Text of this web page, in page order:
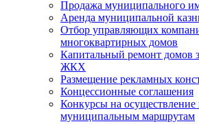
Продажа муниципального
Аренда муниципальной
Отбор управляющих
многоквартирных домов
Капитальный ремонт домов
ЖКХ
Размещение рекламных
Концессионные соглашения
Конкурсы на осуществление
муниципальным маршрутам